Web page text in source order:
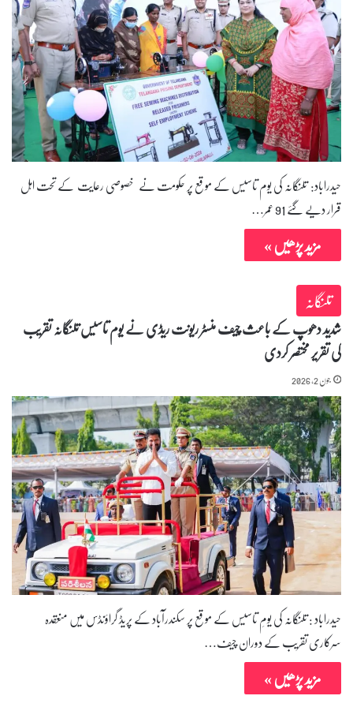
حیدراباد: تلنگانہ کی یوم تاسیس کے موقع پر حکومت نے خصوصی رعایت کے تحت اہل
قرار دیے گئے 91 عمر…
مزید پڑھیں »
تلنگانہ
شدید دھوپ کے باعث چیف منسٹر ریونت ریڈی نے یوم تاسیس تلنگانہ تقریب
کی تقریر مختصر کردی
جون 2, 2026
حیدراباد : تلنگانہ کی یومِ تاسیس کے موقع پر سکندرآباد کے پریڈ گراؤنڈس میں منعقدہ
سرکاری تقریب کے دوران چیف…
مزید پڑھیں »